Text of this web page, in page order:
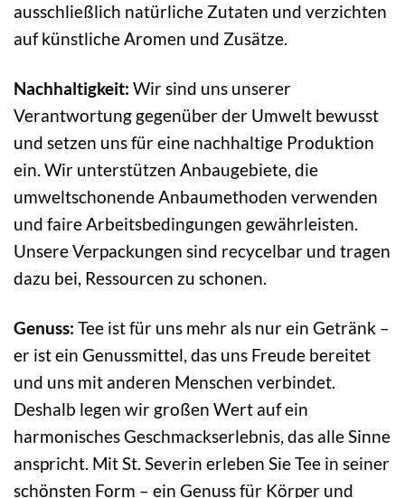
ausschließlich natürliche Zutaten und verzichten
auf künstliche Aromen und Zusätze.
Nachhaltigkeit: Wir sind uns unserer
Verantwortung gegenüber der Umwelt bewusst
und setzen uns für eine nachhaltige Produktion
ein. Wir unterstützen Anbaugebiete, die
umweltschonende Anbaumethoden verwenden
und faire Arbeitsbedingungen gewährleisten.
Unsere Verpackungen sind recycelbar und tragen
dazu bei, Ressourcen zu schonen.
Genuss: Tee ist für uns mehr als nur ein Getränk –
er ist ein Genussmittel, das uns Freude bereitet
und uns mit anderen Menschen verbindet.
Deshalb legen wir großen Wert auf ein
harmonisches Geschmackserlebnis, das alle Sinne
anspricht. Mit St. Severin erleben Sie Tee in seiner
schönsten Form – ein Genuss für Körper und